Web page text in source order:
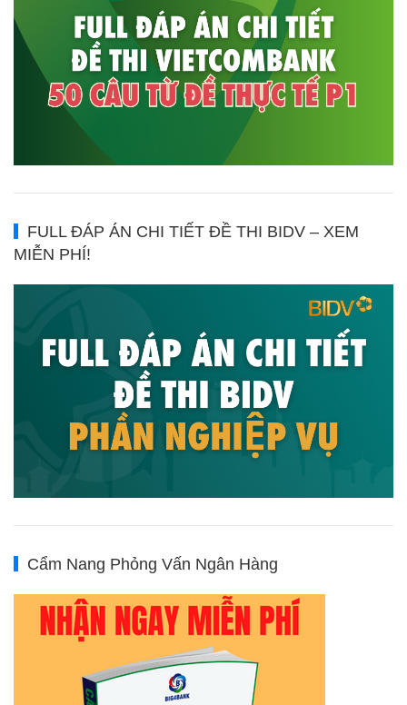
FULL ĐÁP ÁN CHI TIẾT ĐỀ THI BIDV – XEM
MIỄN PHÍ!
Cẩm Nang Phỏng Vấn Ngân Hàng